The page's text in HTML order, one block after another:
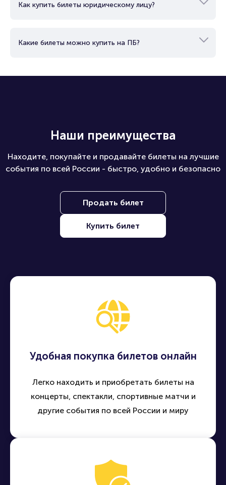
Как купить билеты юридическому лицу?
Какие билеты можно купить на ПБ?
Наши преимущества
Находите, покупайте и продавайте билеты на лучшие
события по всей России - быстро, удобно и безопасно
Продать билет
Купить билет
Удобная покупка билетов онлайн
Легко находить и приобретать билеты на
концерты, спектакли, спортивные матчи и
другие события по всей России и миру